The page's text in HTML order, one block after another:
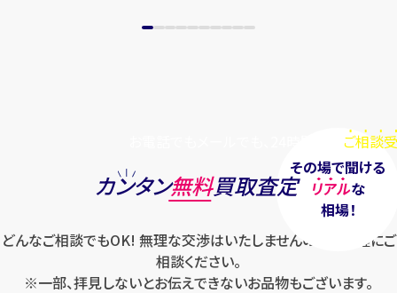
ご相談
その場で聞ける
リアルな
相場！
カンタン無料買取査定
どんなご相談でもOK! 無理な交渉はいたしませんのでお気軽にご
相談ください。
※一部、拝見しないとお伝えできないお品物もございます。